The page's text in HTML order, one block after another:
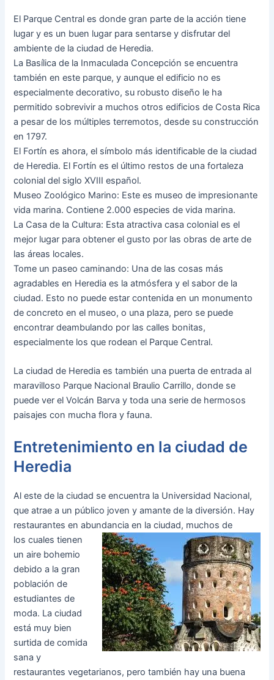
El Parque Central es donde gran parte de la acción tiene
lugar y es un buen lugar para sentarse y disfrutar del
ambiente de la ciudad de Heredia.
La Basílica de la Inmaculada Concepción se encuentra
también en este parque, y aunque el edificio no es
especialmente decorativo, su robusto diseño le ha
permitido sobrevivir a muchos otros edificios de Costa Rica
a pesar de los múltiples terremotos, desde su construcción
en 1797.
El Fortín es ahora, el símbolo más identificable de la ciudad
de Heredia. El Fortín es el último restos de una fortaleza
colonial del siglo XVIII español.
Museo Zoológico Marino: Este es museo de impresionante
vida marina. Contiene 2.000 especies de vida marina.
La Casa de la Cultura: Esta atractiva casa colonial es el
mejor lugar para obtener el gusto por las obras de arte de
las áreas locales.
Tome un paseo caminando: Una de las cosas más
agradables en Heredia es la atmósfera y el sabor de la
ciudad. Esto no puede estar contenida en un monumento
de concreto en el museo, o una plaza, pero se puede
encontrar deambulando por las calles bonitas,
especialmente los que rodean el Parque Central.
La ciudad de Heredia es también una puerta de entrada al
maravilloso Parque Nacional Braulio Carrillo, donde se
puede ver el Volcán Barva y toda una serie de hermosos
paisajes con mucha flora y fauna.
Entretenimiento en la ciudad de
Heredia
Al este de la ciudad se encuentra la Universidad Nacional,
que atrae a un público joven y amante de la diversión. Hay
restaurantes en abundancia en la ciudad, muchos de
los cuales tienen
un aire bohemio
debido a la gran
población de
estudiantes de
moda. La ciudad
está muy bien
surtida de comida
sana y
restaurantes vegetarianos, pero también hay una buena